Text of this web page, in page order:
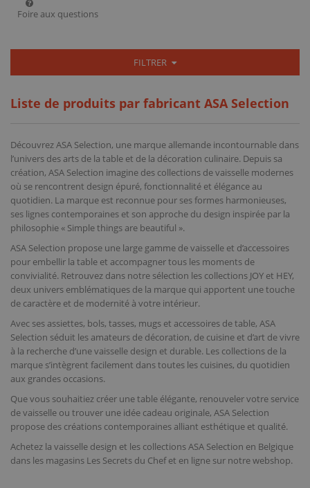
Foire aux questions
FILTRER
Liste de produits par fabricant ASA Selection
Découvrez ASA Selection, une marque allemande incontournable dans
l’univers des arts de la table et de la décoration culinaire. Depuis sa
création, ASA Selection imagine des collections de vaisselle modernes
où se rencontrent design épuré, fonctionnalité et élégance au
quotidien. La marque est reconnue pour ses formes harmonieuses,
ses lignes contemporaines et son approche du design inspirée par la
philosophie « Simple things are beautiful ».
ASA Selection propose une large gamme de vaisselle et d’accessoires
pour embellir la table et accompagner tous les moments de
convivialité. Retrouvez dans notre sélection les collections JOY et HEY,
deux univers emblématiques de la marque qui apportent une touche
de caractère et de modernité à votre intérieur.
Avec ses assiettes, bols, tasses, mugs et accessoires de table, ASA
Selection séduit les amateurs de décoration, de cuisine et d’art de vivre
à la recherche d’une vaisselle design et durable. Les collections de la
marque s’intègrent facilement dans toutes les cuisines, du quotidien
aux grandes occasions.
Que vous souhaitiez créer une table élégante, renouveler votre service
de vaisselle ou trouver une idée cadeau originale, ASA Selection
propose des créations contemporaines alliant esthétique et qualité.
Achetez la vaisselle design et les collections ASA Selection en Belgique
dans les magasins Les Secrets du Chef et en ligne sur notre webshop.